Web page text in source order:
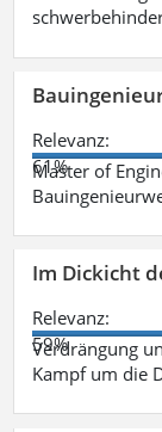
Relevanz:
61%
Master of
Im Dickicht
Relevanz:
59%
Verdrängung
Kampf um die